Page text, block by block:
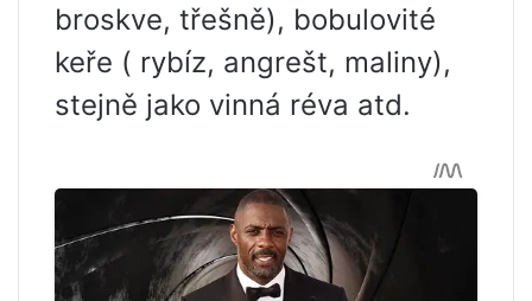
broskve, třešně), bobulovité
keře ( rybíz, angrešt, maliny),
stejně jako vinná réva atd.